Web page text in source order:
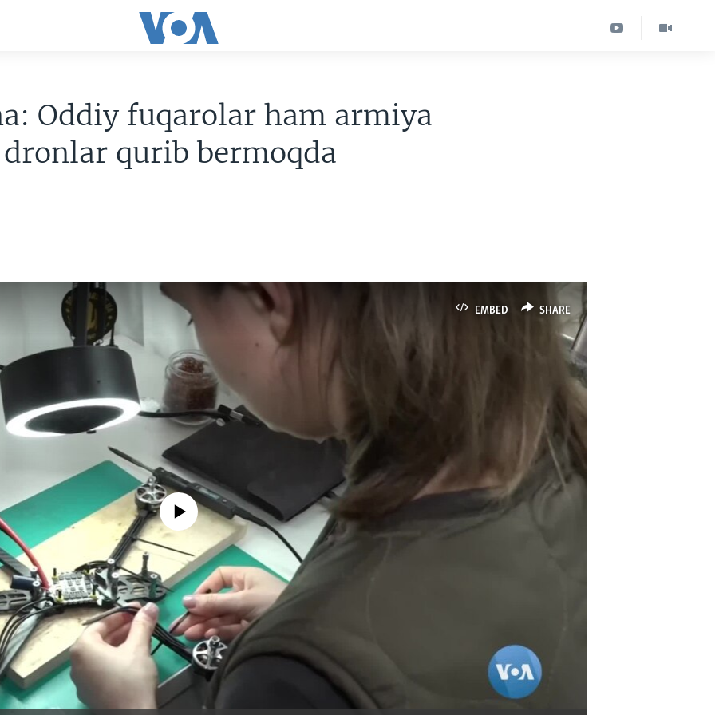
Oddiy fuqarolar ham armiya
qurib bermoqda
EMBED SHARE
No media source currently available